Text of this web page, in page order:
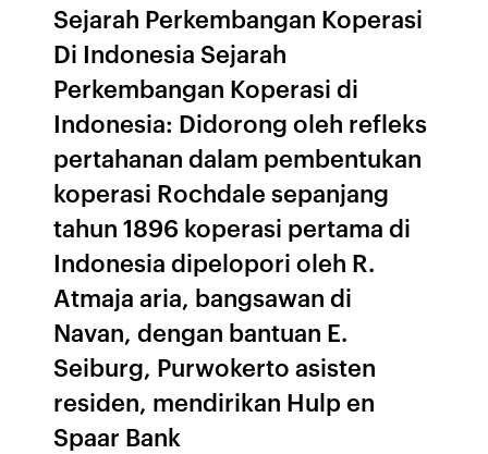
Sejarah Perkembangan Koperasi
Di Indonesia Sejarah
Perkembangan Koperasi di
Indonesia: Didorong oleh refleks
pertahanan dalam pembentukan
koperasi Rochdale sepanjang
tahun 1896 koperasi pertama di
Indonesia dipelopori oleh R.
Atmaja aria, bangsawan di
Navan, dengan bantuan E.
Seiburg, Purwokerto asisten
residen, mendirikan Hulp en
Spaar Bank